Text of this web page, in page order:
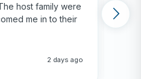
host family were
me in to their
2 days ago